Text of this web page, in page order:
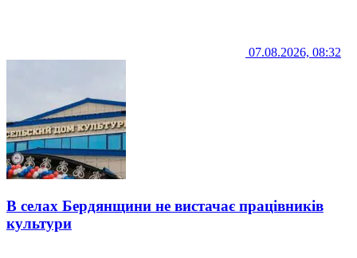
07.08.2026, 08:32
В селах Бердянщини не вистачає працівників
культури